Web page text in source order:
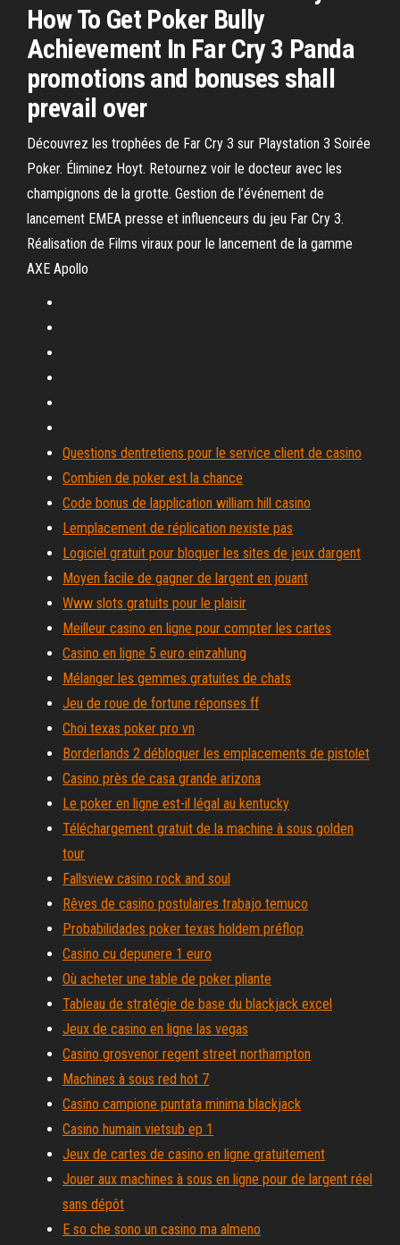
How To Get Poker Bully
Achievement In Far Cry 3 Panda
promotions and bonuses shall
prevail over
Découvrez les trophées de Far Cry 3 sur Playstation 3 Soirée
Poker. Éliminez Hoyt. Retournez voir le docteur avec les
champignons de la grotte. Gestion de l’événement de
lancement EMEA presse et influenceurs du jeu Far Cry 3.
Réalisation de Films viraux pour le lancement de la gamme
AXE Apollo
Questions dentretiens pour le service client de casino
Combien de poker est la chance
Code bonus de lapplication william hill casino
Lemplacement de réplication nexiste pas
Logiciel gratuit pour bloquer les sites de jeux dargent
Moyen facile de gagner de largent en jouant
Www slots gratuits pour le plaisir
Meilleur casino en ligne pour compter les cartes
Casino en ligne 5 euro einzahlung
Mélanger les gemmes gratuites de chats
Jeu de roue de fortune réponses ff
Choi texas poker pro vn
Borderlands 2 débloquer les emplacements de pistolet
Casino près de casa grande arizona
Le poker en ligne est-il légal au kentucky
Téléchargement gratuit de la machine à sous golden
tour
Fallsview casino rock and soul
Rêves de casino postulaires trabajo temuco
Probabilidades poker texas holdem préflop
Casino cu depunere 1 euro
Où acheter une table de poker pliante
Tableau de stratégie de base du blackjack excel
Jeux de casino en ligne las vegas
Casino grosvenor regent street northampton
Machines à sous red hot 7
Casino campione puntata minima blackjack
Casino humain vietsub ep 1
Jeux de cartes de casino en ligne gratuitement
Jouer aux machines à sous en ligne pour de largent réel
sans dépôt
E so che sono un casino ma almeno